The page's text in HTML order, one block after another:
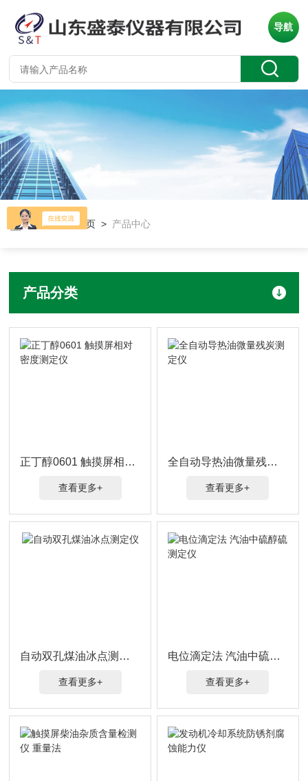
导航
当前位置：首页 > 产品中心
产品分类
正丁醇0601 触摸屏相对密度测定仪
查看更多+
全自动导热油微量残炭测定仪
查看更多+
自动双孔煤油冰点测定仪
查看更多+
电位滴定法 汽油中硫醇硫测定仪
查看更多+